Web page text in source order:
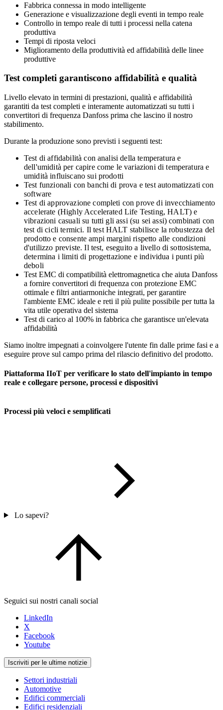
Fabbrica connessa in modo intelligente
Generazione e visualizzazione degli eventi in tempo reale
Controllo in tempo reale di tutti i processi nella catena
produttiva
Tempi di riposta veloci
Miglioramento della produttività ed affidabilità delle linee
produttive
Test completi garantiscono affidabilità e qualità
Livello elevato in termini di prestazioni, qualità e affidabilità
garantiti da test completi e interamente automatizzati su tutti i
convertitori di frequenza Danfoss prima che lascino il nostro
stabilimento.
Durante la produzione sono previsti i seguenti test:
Test di affidabilità con analisi della temperatura e
dell'umidità per capire come le variazioni di temperatura e
umidità influiscano sui prodotti
Test funzionali con banchi di prova e test automatizzati con
software
Test di approvazione completi con prove di invecchiamento
accelerate (Highly Accelerated Life Testing, HALT) e
vibrazioni casuali su tutti gli assi (su sei assi) combinati con
test di cicli termici. Il test HALT stabilisce la robustezza del
prodotto e consente ampi margini rispetto alle condizioni
d'utilizzo previste. Il test, eseguito a livello di sottosistema,
determina i limiti di progettazione e individua i punti più
deboli
Test EMC di compatibilità elettromagnetica che aiuta Danfoss
a fornire convertitori di frequenza con protezione EMC
ottimale e filtri antiarmoniche integrati, per garantire
l'ambiente EMC ideale e reti il più pulite possibile per tutta la
vita utile operativa del sistema
Test di carico al 100% in fabbrica che garantisce un'elevata
affidabilità
Siamo inoltre impegnati a coinvolgere l'utente fin dalle prime fasi e a
eseguire prove sul campo prima del rilascio definitivo del prodotto.
Piattaforma IIoT per verificare lo stato dell'impianto in tempo
reale e collegare persone, processi e dispositivi
Processi più veloci e semplificati
Lo sapevi?
Seguici sui nostri canali social
LinkedIn
X
Facebook
Youtube
Iscriviti per le ultime notizie
Settori industriali
Automotive
Edifici commerciali
Edifici residenziali